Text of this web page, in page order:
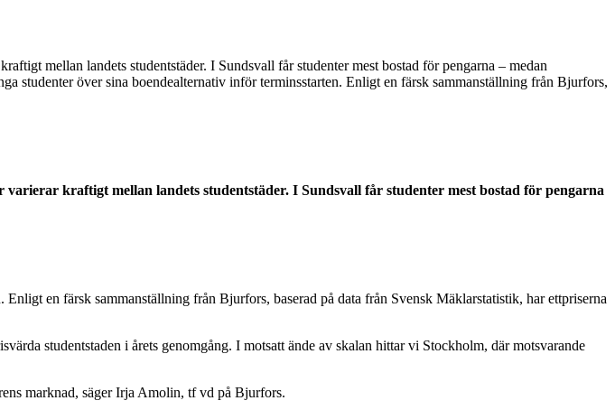
mellan landets studentstäder. I Sundsvall får studenter mest bostad för pengarna – medan
studenter över sina boendealternativ inför terminsstarten. Enligt en färsk sammanställning från Bjurfors,
kraftigt mellan landets studentstäder. I Sundsvall får studenter mest bostad för pengarna
en färsk sammanställning från Bjurfors, baserad på data från Svensk Mäklarstatistik, har ettpriserna
studentstaden i årets genomgång. I motsatt ände av skalan hittar vi Stockholm, där motsvarande
marknad, säger Irja Amolin, tf vd på Bjurfors.